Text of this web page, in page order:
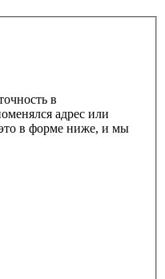
в
адрес или
в форме ниже, и мы